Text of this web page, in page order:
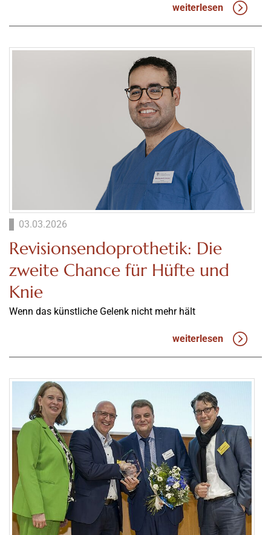
weiterlesen
03.03.2026
Revisionsendoprothetik: Die
zweite Chance für Hüfte und
Knie
Wenn das künstliche Gelenk nicht mehr hält
weiterlesen